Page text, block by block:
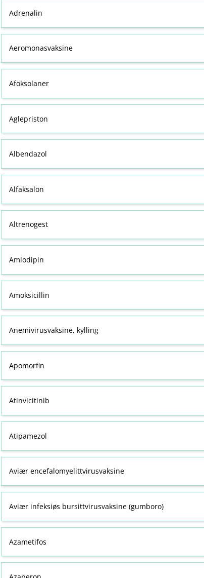
Adrenalin
Aeromonasvaksine
Afoksolaner
Aglepriston
Albendazol
Alfaksalon
Altrenogest
Amlodipin
Amoksicillin
Anemivirusvaksine, kylling
Apomorfin
Atinvicitinib
Atipamezol
Aviær encefalomyelittvirusvaksine
Aviær infeksiøs bursittvirusvaksine (gumboro)
Azametifos